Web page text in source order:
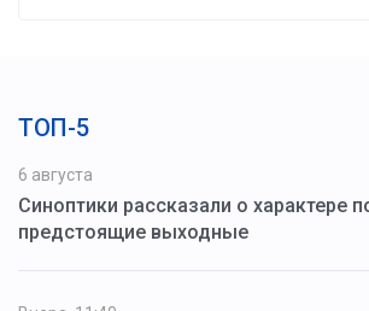
ТОП-5
6 августа
Синоптики рассказали о характере
предстоящие выходные